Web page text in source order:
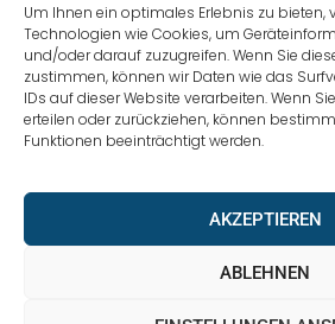
Um Ihnen ein optimales Erlebnis zu bieten,
Technologien wie Cookies, um
und/oder darauf zuzugreifen. Wenn Sie
zustimmen, können wir Daten wie das
IDs auf dieser Website verarbeiten. Wenn
erteilen oder zurückziehen, können
Funktionen beeinträchtigt werden.
AKZEPTIEREN
ABLEHNEN
0228 / 915 614 81
klaus.buhl@libra-invest.de